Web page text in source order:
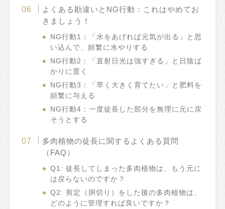
よくある勘違いとNG行動：これはやめてお
きましょう！
NG行動1：「水をあげれば元気が出る」と思
い込んで、頻繁に水やりする
NG行動2：「直射日光は強すぎる」と日陰ば
かりに置く
NG行動3：「早く大きく育てたい」と肥料を
頻繁に与える
NG行動4：一度徒長した部分を無理に元に戻
そうとする
多肉植物の徒長に関するよくある質問
（FAQ）
Q1: 徒長してしまった多肉植物は、もう元に
は戻らないのですか？
Q2: 剪定（胴切り）をした後の多肉植物は、
どのように管理すれば良いですか？